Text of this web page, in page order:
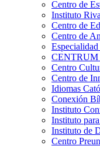
Centro de
Instituto
Centro de
Centro de
CENTRUM
Centro
Centro de
Idiomas
Conexión
Instituto
Instituto
Instituto de
Centro